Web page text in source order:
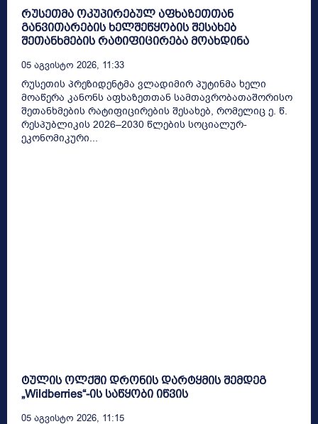
რუსეთმა ოკუპირებულ აფხაზეთთან
განვითარების ხელშეწყობის შესახებ
შეთანხმების რატიფიცირება მოახდინა
05 Აგვისტო 2026, 11:33
რუსეთის პრეზიდენტმა ვლადიმირ პუტინმა ხელი
მოაწერა კანონს აფხაზეთთან სამთავრობათაშორისო
შეთანხმების რატიფიცირების შესახებ, რომელიც ე. წ.
რესპუბლიკის 2026–2030 წლების სოციალურ-
ეკონომიკური...
ტულის ოლქში დრონის დარტყმის შემდეგ
„Wildberries“-ის საწყობი იწვის
05 Აგვისტო 2026, 11:15